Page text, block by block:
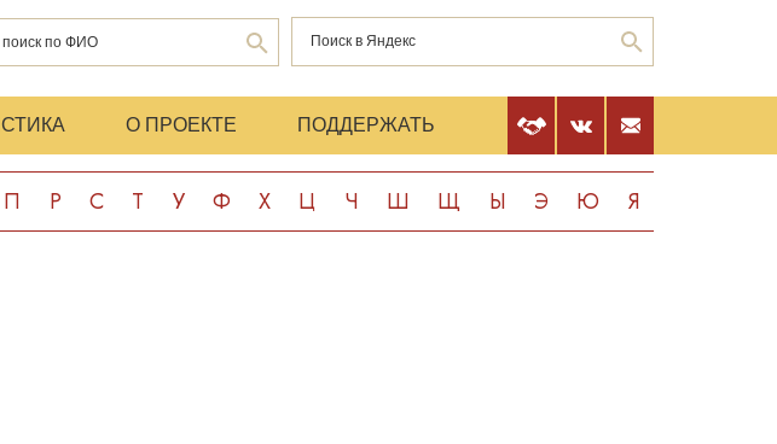
О ПРОЕКТЕ ПОДДЕРЖАТЬ
П Р С Т У Ф Х Ц Ч Ш Щ Ы Э Ю Я